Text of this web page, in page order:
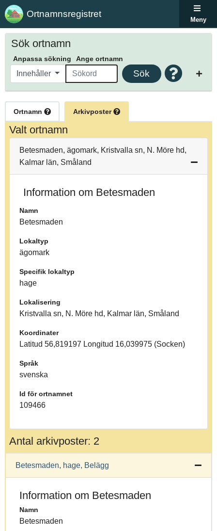
Ortnamnsregistret
Meny
Sök ortnamn
Anpassa sökning Ange ortnamn
Innehåller Sök
Ortnamn Arkivposter
Valt ortnamn
Betesmaden, ägomark, Kristvalla sn, N. Möre hd,
Kalmar län, Småland
Information om Betesmaden
Namn
Betesmaden
Lokaltyp
ägomark
Specifik lokaltyp
hage
Lokalisering
Kristvalla sn, N. Möre hd, Kalmar län, Småland
Koordinater
Latitud 56,819197 Longitud 16,039975 (Socken)
Språk
svenska
Id för ortnamnet
109466
Antal arkivposter: 2
Betesmaden, hage, Belägg
Information om Betesmaden
Namn
Betesmaden